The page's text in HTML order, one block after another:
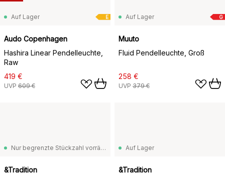
E
Auf Lager
Audo Copenhagen
Hashira Linear Pendelleuchte,
Raw
419 €
UVP 609 €
G
Auf Lager
Muuto
Fluid Pendelleuchte, Groß
258 €
UVP 379 €
Nur begrenzte Stückzahl vorrätig
&Tradition
Auf Lager
&Tradition